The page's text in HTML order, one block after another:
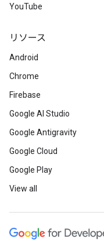
YouTube
リソース
Android
Chrome
Firebase
Google AI Studio
Google Antigravity
Google Cloud
Google Play
View all